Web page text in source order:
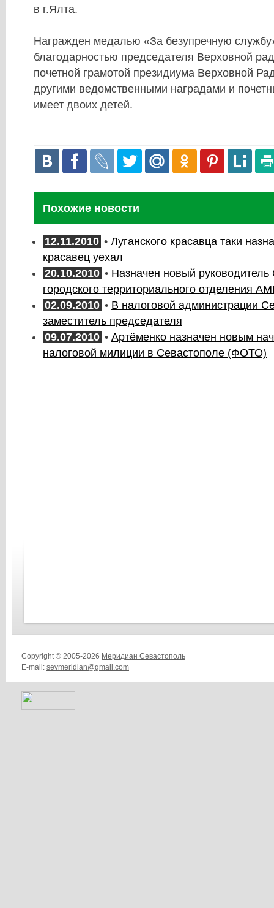
в г.Ялта.
Награжден медалью «За безупречную
благодарностью председателя Верховной
почетной грамотой президиума Верховной
другими ведомственными наградами и
имеет двоих детей.
Похожие новости
12.11.2010 • Луганского красавца таки
красавец уехал
20.10.2010 • Назначен новый руководитель
городского территориального отделения
02.09.2010 • В налоговой администрации
заместитель председателя
09.07.2010 • Артёменко назначен новым
налоговой милиции в Севастополе (ФОТО)
Copyright © 2005-2026 Меридиан Севастополь
E-mail: sevmeridian@gmail.com